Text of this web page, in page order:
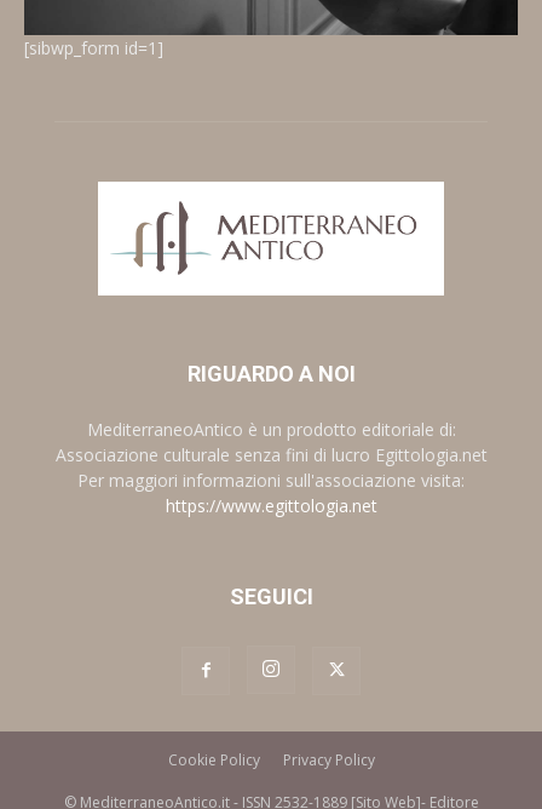
[sibwp_form id=1]
RIGUARDO A NOI
MediterraneoAntico è un prodotto editoriale di:
Associazione culturale senza fini di lucro Egittologia.net
Per maggiori informazioni sull'associazione visita:
https://www.egittologia.net
SEGUICI
Cookie Policy Privacy Policy
© MediterraneoAntico.it - ISSN 2532-1889 [Sito Web]- Editore